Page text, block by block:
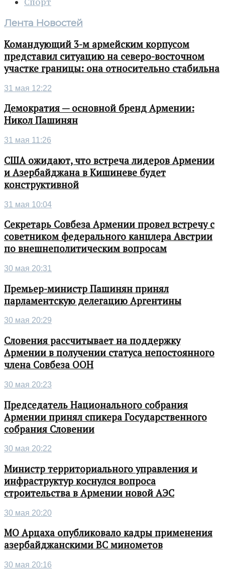
Спорт
Лента Новостей
Командующий 3-м армейским корпусом
представил ситуацию на северо-восточном
участке границы: она относительно стабильна
31 мая 12:22
Демократия — основной бренд Армении:
Никол Пашинян
31 мая 11:26
США ожидают, что встреча лидеров Армении
и Азербайджана в Кишиневе будет
конструктивной
31 мая 10:04
Секретарь Совбеза Армении провел встречу с
советником федерального канцлера Австрии
по внешнеполитическим вопросам
30 мая 20:31
Премьер-министр Пашинян принял
парламентскую делегацию Аргентины
30 мая 20:29
Словения рассчитывает на поддержку
Армении в получении статуса непостоянного
члена Совбеза ООН
30 мая 20:23
Председатель Национального собрания
Армении принял спикера Государственного
собрания Словении
30 мая 20:22
Министр территориального управления и
инфраструктур коснулся вопроса
строительства в Армении новой АЭС
30 мая 20:20
МО Арцаха опубликовало кадры применения
азербайджанскими ВС минометов
30 мая 20:16